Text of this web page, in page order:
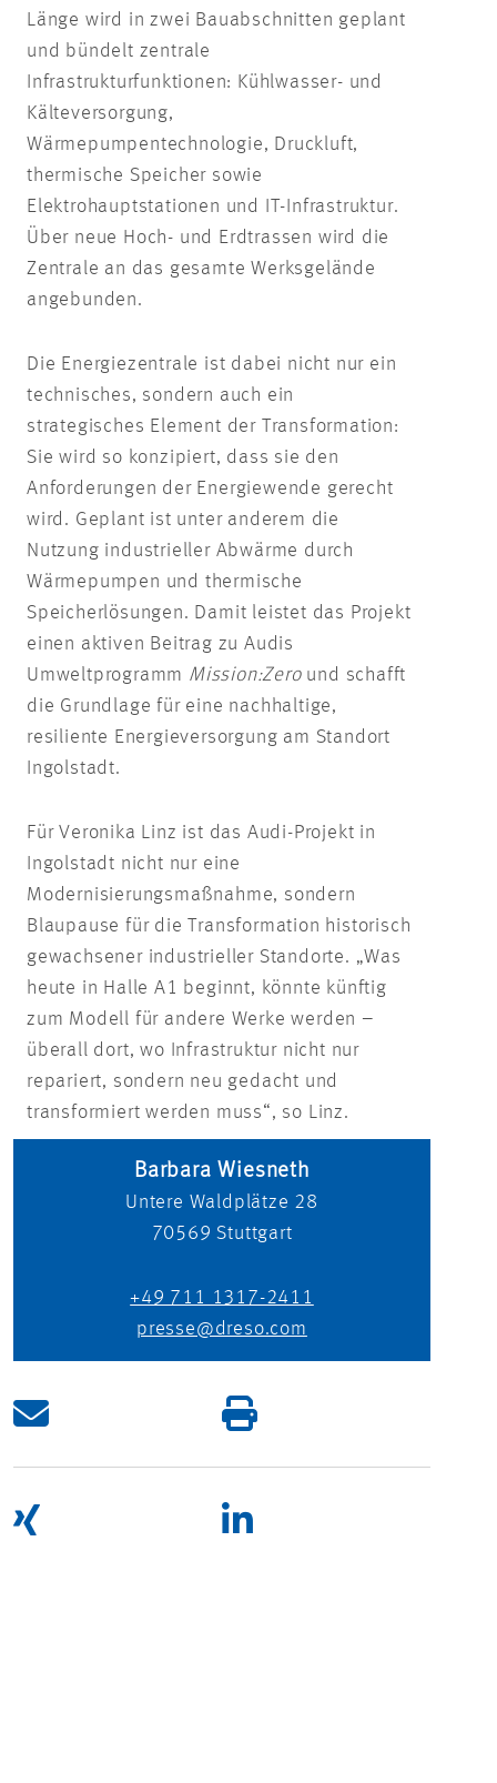
Länge wird in zwei Bauabschnitten geplant
und bündelt zentrale
Infrastrukturfunktionen: Kühlwasser- und
Kälteversorgung,
Wärmepumpentechnologie, Druckluft,
thermische Speicher sowie
Elektrohauptstationen und IT-Infrastruktur.
Über neue Hoch- und Erdtrassen wird die
Zentrale an das gesamte Werksgelände
angebunden.
Die Energiezentrale ist dabei nicht nur ein
technisches, sondern auch ein
strategisches Element der Transformation:
Sie wird so konzipiert, dass sie den
Anforderungen der Energiewende gerecht
wird. Geplant ist unter anderem die
Nutzung industrieller Abwärme durch
Wärmepumpen und thermische
Speicherlösungen. Damit leistet das Projekt
einen aktiven Beitrag zu Audis
Umweltprogramm Mission:Zeround schafft
die Grundlage für eine nachhaltige,
resiliente Energieversorgung am Standort
Ingolstadt.
Für Veronika Linz ist das Audi-Projekt in
Ingolstadt nicht nur eine
Modernisierungsmaßnahme, sondern
Blaupause für die Transformation historisch
gewachsener industrieller Standorte. „Was
heute in Halle A1 beginnt, könnte künftig
zum Modell für andere Werke werden –
überall dort, wo Infrastruktur nicht nur
repariert, sondern neu gedacht und
transformiert werden muss“, so Linz.
Barbara Wiesneth
Untere Waldplätze 28
70569 Stuttgart
+49 711 1317-2411
presse@dreso.com